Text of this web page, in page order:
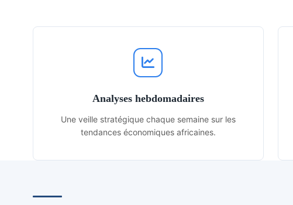
Analyses hebdomadaires
Une veille stratégique chaque semaine sur les
tendances économiques africaines.